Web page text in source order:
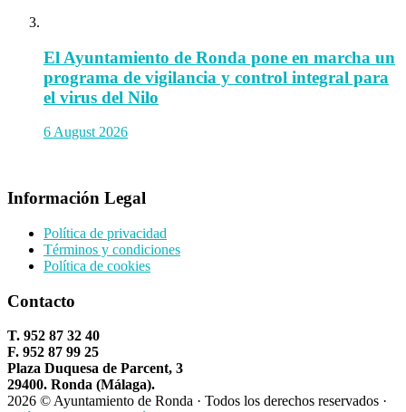
El Ayuntamiento de Ronda pone en marcha un
programa de vigilancia y control integral para
el virus del Nilo
6 August 2026
Información Legal
Política de privacidad
Términos y condiciones
Política de cookies
Contacto
T. 952 87 32 40
F. 952 87 99 25
Plaza Duquesa de Parcent, 3
29400. Ronda (Málaga).
2026 © Ayuntamiento de Ronda · Todos los derechos reservados ·